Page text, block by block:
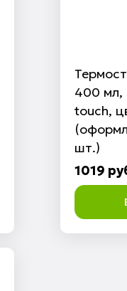
400 мл,
touch,
шт.)
1019